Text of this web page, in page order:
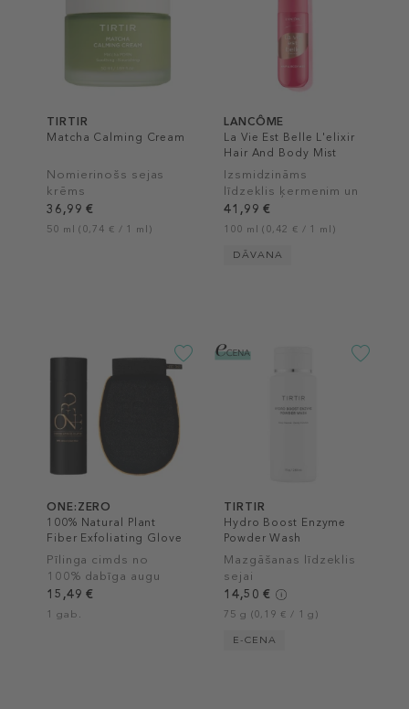
TIRTIR
Matcha Calming Cream
Nomierinošs sejas
krēms
36,99 €
50 ml (0,74 € / 1 ml)
LANCÔME
La Vie Est Belle L'elixir
Hair And Body Mist
Izsmidzināms
līdzeklis ķermenim un
matiem
41,99 €
100 ml (0,42 € / 1 ml)
DĀVANA
ONE:ZERO
100% Natural Plant
Fiber Exfoliating Glove
Pīlinga cimds no
100% dabīga augu
šķiedras
15,49 €
1 gab.
TIRTIR
Hydro Boost Enzyme
Powder Wash
Mazgāšanas līdzeklis
sejai
14,50 €
75 g (0,19 € / 1 g)
E-CENA